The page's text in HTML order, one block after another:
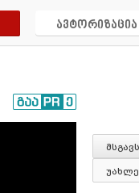
ავტორიზაცია